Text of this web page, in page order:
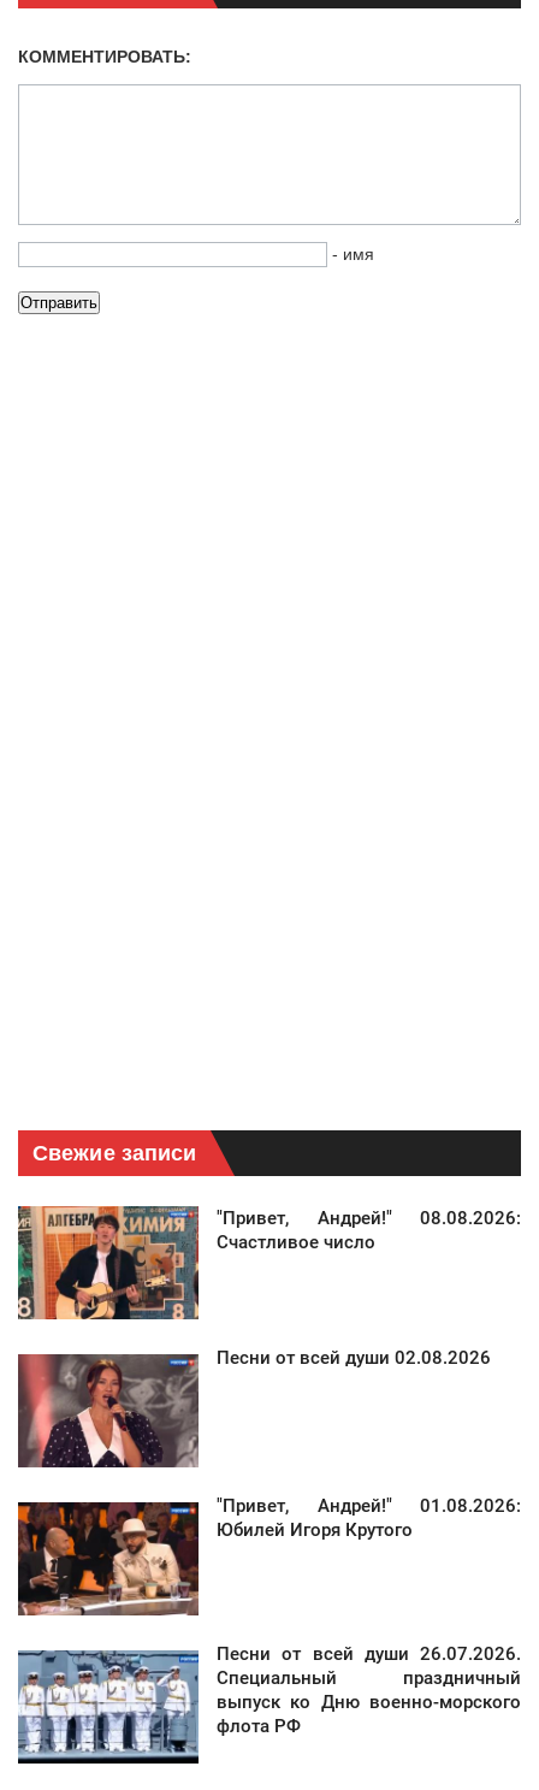
КОММЕНТИРОВАТЬ:
- имя
Свежие записи
"Привет, Андрей!" 08.08.2026:
Счастливое число
Песни от всей души 02.08.2026
"Привет, Андрей!" 01.08.2026:
Юбилей Игоря Крутого
Песни от всей души 26.07.2026.
Специальный праздничный
выпуск ко Дню военно-морского
флота РФ